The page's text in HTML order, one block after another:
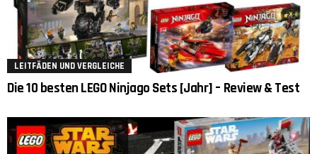
LEITFÄDEN UND VERGLEICHE
Die 10 besten LEGO Ninjago Sets [Jahr] – Review & Test